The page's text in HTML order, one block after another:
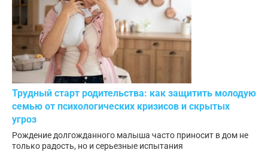
Трудный старт родительства: как защитить молодую
семью от психологических кризисов и скрытых
угроз
Рождение долгожданного малыша часто приносит в дом не
только радость, но и серьезные испытания